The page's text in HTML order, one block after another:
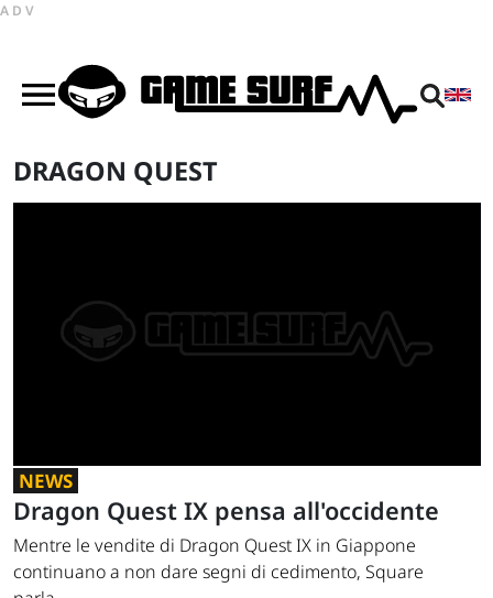
ADV
DRAGON QUEST
NEWS
Dragon Quest IX pensa all'occidente
Mentre le vendite di Dragon Quest IX in Giappone
continuano a non dare segni di cedimento, Square